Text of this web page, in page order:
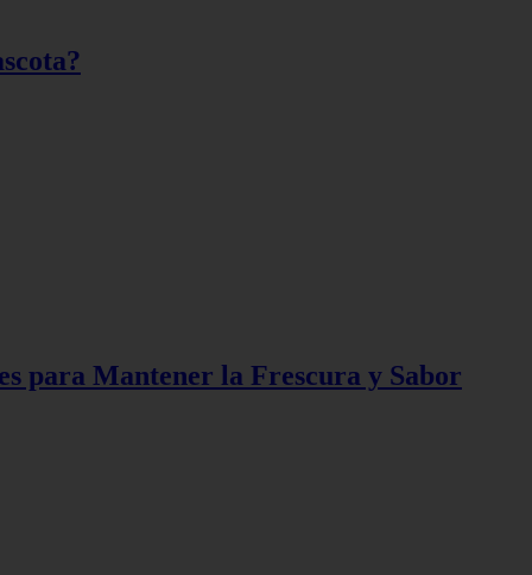
para Mantener la Frescura y Sabor